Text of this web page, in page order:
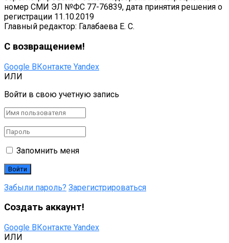
номер СМИ ЭЛ №ФС 77-76839, дата принятия решения о
регистрации 11.10.2019
Главный редактор: Галабаева Е. С.
С возвращением!
Google ВКонтакте Yandex
ИЛИ
Войти в свою учетную запись
Запомнить меня
Забыли пароль? Зарегистрироваться
Создать аккаунт!
Google ВКонтакте Yandex
ИЛИ